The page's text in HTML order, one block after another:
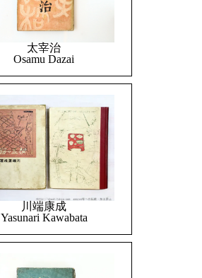
太宰治
Osamu Dazai
川端康成
Yasunari Kawabata